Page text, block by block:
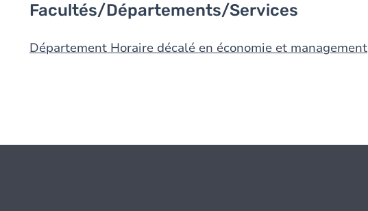
Facultés/Départements/Services
Département Horaire décalé en économie et management